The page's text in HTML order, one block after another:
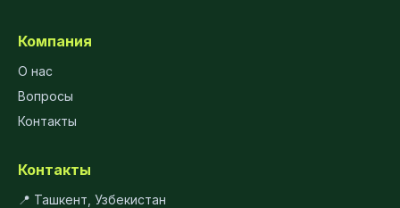
Компания
О нас
Вопросы
Контакты
Контакты
📍 Ташкент, Узбекистан